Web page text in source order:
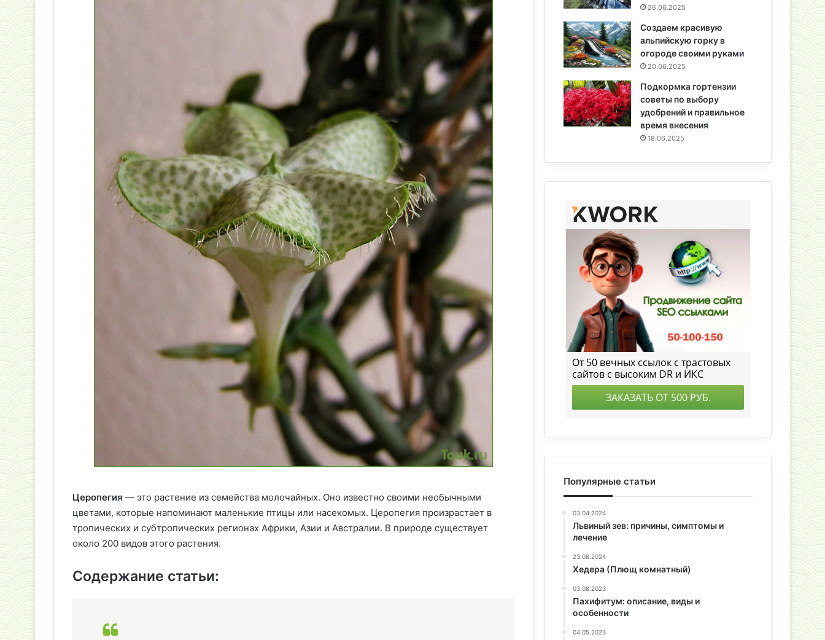
Церопегия — это растение из семейства молочайных. Оно известно своими необычными
цветами, которые напоминают маленькие птицы или насекомых. Церопегия произрастает в
тропических и субтропических регионах Африки, Азии и Австралии. В природе существует
около 200 видов этого растения.
Содержание статьи:
26.06.2025
Создаем красивую
альпийскую горку в
огороде своими руками
20.06.2025
Подкормка гортензии
советы по выбору
удобрений и правильное
время внесения
18.06.2025
Популярные статьи
03.04.2024
Львиный зев: причины, симптомы и
лечение
23.08.2024
Хедера (Плющ комнатный)
03.08.2023
Пахифитум: описание, виды и
особенности
04.05.2023